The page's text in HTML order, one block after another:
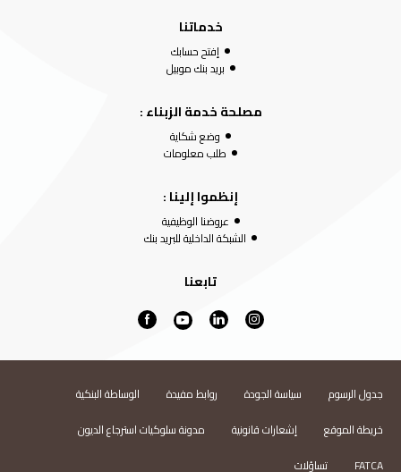
خدماتنا
إفتح حسابك
بريد بنك موبيل
مصلحة خدمة الزبناء :
وضع شكاية
طلب معلومات
إنظموا إلينا :
عروضنا الوظيفية
الشبكة الداخلية للبريد بنك
تابعنا
جدول الرسوم سياسة الجودة روابط مفيدة
الوساطة البنكية
خريطة الموقع
إشعارات قانونية
مدونة سلوكيات استرجاع الديون
FATCA
تساؤلات